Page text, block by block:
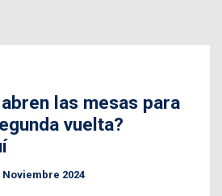
las mesas para
vuelta?
Noviembre 2024